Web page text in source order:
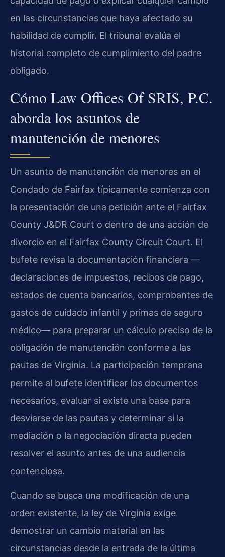
en las circunstancias que haya afectado su
habilidad de cumplir. El tribunal evalúa el
historial completo de cumplimiento del padre
obligado.
Cómo Law Offices Of SRIS, P.C.
aborda los asuntos de
manutención de menores
Un asunto de manutención de menores en el
Condado de Fairfax típicamente comienza con
la presentación de una petición ante el Fairfax
County J&DR Court o dentro de una acción de
divorcio en el Fairfax County Circuit Court. El
bufete revisa la documentación financiera —
declaraciones de impuestos, recibos de pago,
estados de cuenta bancarios, comprobantes de
gastos de cuidado infantil y primas de seguro
médico— para preparar un cálculo preciso de la
obligación de manutención conforme a las
pautas de Virginia. La participación temprana
permite al bufete identificar los documentos
necesarios, evaluar si existe una base para
desviarse de las pautas y determinar si la
mediación o la negociación directa pueden
resolver el asunto antes de una audiencia
contenciosa.
Cuando se busca una modificación de una
orden existente, la ley de Virginia exige
demostrar un cambio material en las
circunstancias desde la entrada de la última